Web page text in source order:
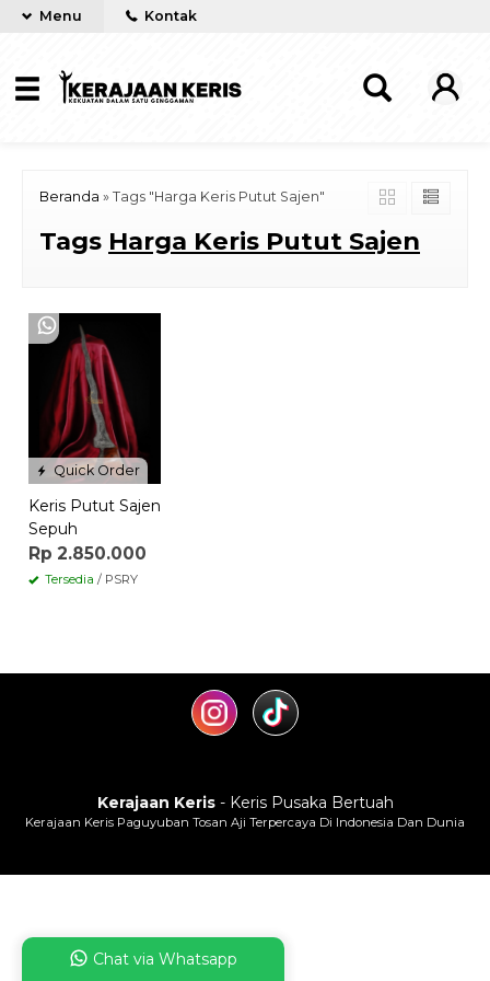
Menu Kontak
Beranda » Tags "Harga Keris Putut Sajen"
Tags Harga Keris Putut Sajen
Quick Order
Keris Putut Sajen
Sepuh
Rp 2.850.000
Tersedia / PSRY
Kerajaan Keris- Keris Pusaka Bertuah
Kerajaan Keris Paguyuban Tosan Aji Terpercaya Di Indonesia Dan Dunia
Chat via Whatsapp